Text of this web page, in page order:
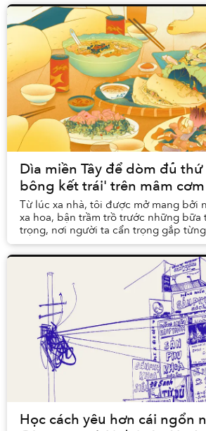
Dìa miền Tây để dòm đủ
bông kết trái' trên mâm
Từ lúc xa nhà, tôi được mở mang bởi
xa hoa, bận trầm trồ trước những bữa
trọng, nơi người ta cẩn trọng gắp
chím trang trí và gọi nó bằng cái tên
Học cách yêu hơn cái ngổn